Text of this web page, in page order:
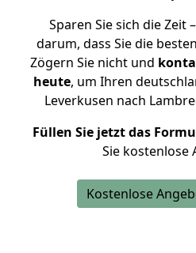
Sparen Sie sich die Zeit
darum, dass Sie die
Zögern Sie nicht und
heute, um Ihren
Leverkusen nach
Füllen Sie jetzt das
Sie kostenlose
Kostenlose